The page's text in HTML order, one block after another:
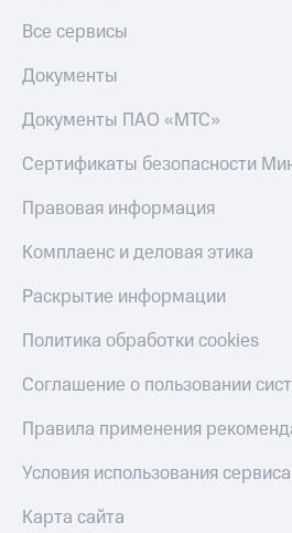
Все сервисы
Документы
Документы ПАО «МТС»
Сертификаты безопасности
Правовая информация
Комплаенс и деловая этика
Раскрытие информации
Политика обработки cookies
Соглашение о пользовании
Правила применения
Условия использования сервиса
Карта сайта